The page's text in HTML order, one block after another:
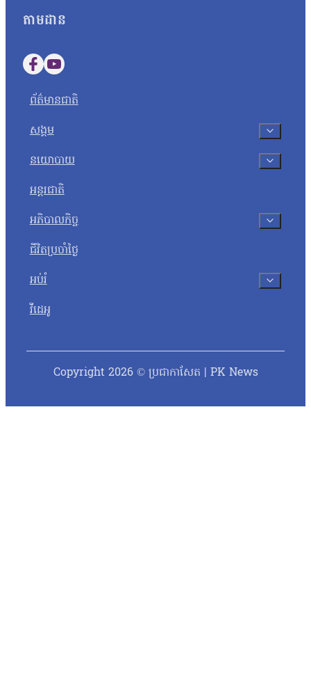
តាមដាន
Follow us on Facebook
Follow us on YouTube
ព័ត៌មានជាតិ
សង្គម
នយោបាយ
អន្តរជាតិ
អភិបាលកិច្ច
ជីវិតប្រចាំថ្ងៃ
អប់រំ
វីដេអូ
Copyright 2026 © ប្រជាកាសែត | PK News